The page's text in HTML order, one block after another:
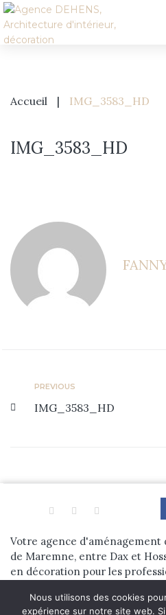
Accueil | IMG_3583_HD
IMG_3583_HD
PREVIOUS
IMG_3583_HD
Votre agence d'aménagement
de Maremne, entre Dax et
en décoration pour les
© 2024 Dehens Aménagement
Nous utilisons des cookies
expérience sur notre site web.